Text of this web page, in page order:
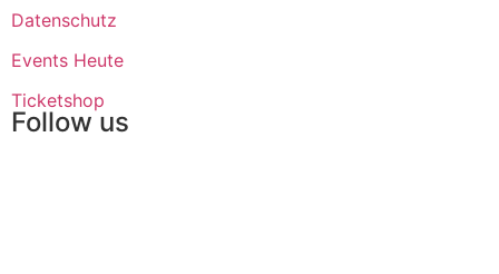
Datenschutz
Events Heute
Ticketshop
Follow us